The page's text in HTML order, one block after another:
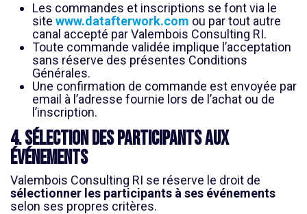
Les commandes et inscriptions se font via le
site www.datafterwork.com ou par tout autre
canal accepté par Valembois Consulting RI.
Toute commande validée implique l’acceptation
sans réserve des présentes Conditions
Générales.
Une confirmation de commande est envoyée par
email à l’adresse fournie lors de l’achat ou de
l’inscription.
4. Sélection des participants aux
événements
Valembois Consulting RI se réserve le droit de
sélectionner les participants à ses événements
selon ses propres critères.